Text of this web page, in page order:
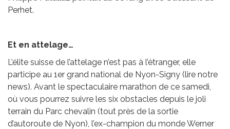
Perhet.
Et en attelage…
L’élite suisse de l’attelage n’est pas à l’étranger, elle
participe au 1er grand national de Nyon-Signy (lire notre
news). Avant le spectaculaire marathon de ce samedi,
où vous pourrez suivre les six obstacles depuis le joli
terrain du Parc chevalin (tout près de la sortie
d’autoroute de Nyon), l’ex-champion du monde Werner